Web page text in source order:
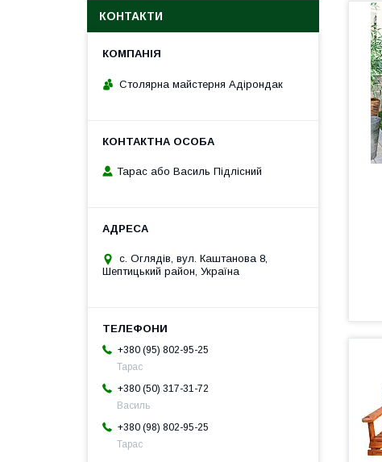
КОНТАКТИ
Столярна майстерня Адірондак
Тарас або Василь Підлісний
с. Оглядів, вул. Каштанова 8,
Шептицький район, Україна
+380 (95) 802-95-25
Тарас
+380 (50) 317-31-72
Василь
+380 (98) 802-95-25
Тарас